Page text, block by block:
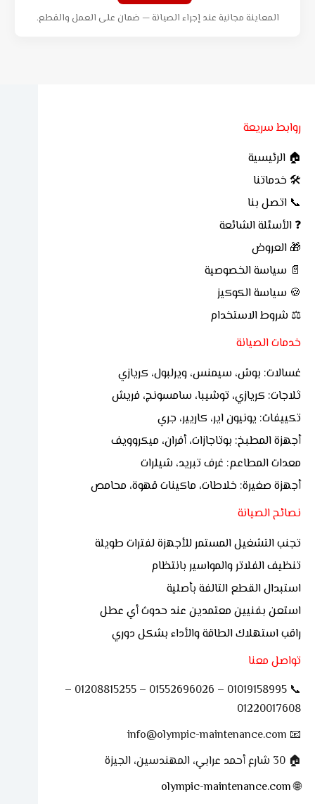
المعاينة مجانية عند إجراء الصيانة — ضمان على العمل والقطع.
روابط سريعة
🏠 الرئيسية
🛠 خدماتنا
📞 اتصل بنا
❓ الأسئلة الشائعة
🎁 العروض
📄 سياسة الخصوصية
🍪 سياسة الكوكيز
⚖ شروط الاستخدام
خدمات الصيانة
غسالات: بوش، سيمنس، ويرلبول، كريازي
ثلاجات: كريازي، توشيبا، سامسونج، فريش
تكييفات: يونيون اير، كاريير، جري
أجهزة المطبخ: بوتاجازات، أفران، ميكروويف
معدات المطاعم: غرف تبريد، شيلرات
أجهزة صغيرة: خلاطات، ماكينات قهوة، محامص
نصائح الصيانة
تجنب التشغيل المستمر للأجهزة لفترات طويلة
تنظيف الفلاتر والمواسير بانتظام
استبدال القطع التالفة بأصلية
استعن بفنيين معتمدين عند حدوث أي عطل
راقب استهلاك الطاقة والأداء بشكل دوري
تواصل معنا
📞 01019158995 – 01552696026 – 01208815255 –
01220017608
📧 info@olympic-maintenance.com
🏠 30 شارع أحمد عرابي، المهندسين، الجيزة
🌐
olympic-maintenance.com